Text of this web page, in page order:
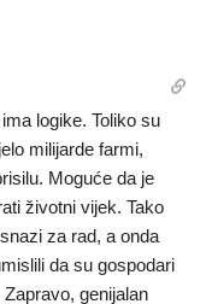
logike. Toliko su
milijarde farmi,
Moguće da je
životni vijek. Tako
za rad, a onda
da su gospodari
genijalan